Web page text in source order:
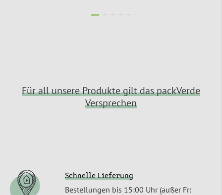
Für all unsere Produkte gilt das packVerde
Versprechen
Schnelle Lieferung
Bestellungen bis 15:00 Uhr (außer Fr: